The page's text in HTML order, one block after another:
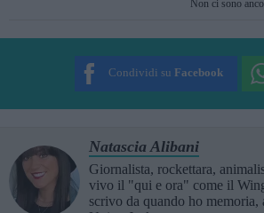
Non ci sono
Condividi su Facebook
Natascia Alibani
Giornalista, rockettara,
vivo il "qui e ora" come il
scrivo da quando ho memoria,